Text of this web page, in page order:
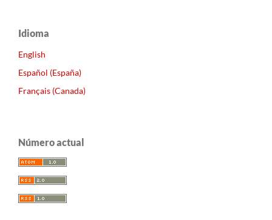
Idioma
English
Español (España)
Français (Canada)
Número actual